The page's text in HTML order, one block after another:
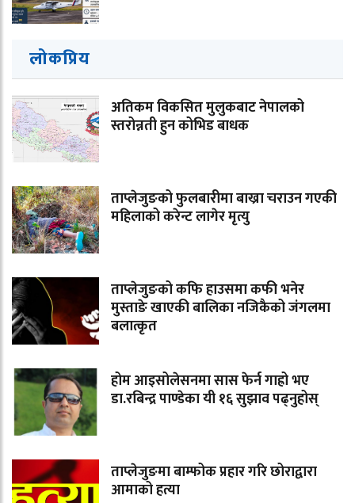
लोकप्रिय
अतिकम विकसित मुलुकबाट नेपालको
स्तरोन्नती हुन कोभिड बाधक
ताप्लेजुङको फुलबारीमा बाख्रा चराउन गएकी
महिलाको करेन्ट लागेर मृत्यु
ताप्लेजुङको कफि हाउसमा कफी भनेर
मुस्ताङे खाएकी बालिका नजिकैको जंगलमा
बलात्कृत
होम आइसोलेसनमा सास फेर्न गाह्रो भए
डा.रबिन्द्र पाण्डेका यी १६ सुझाव पढ्नुहोस्
ताप्लेजुङमा बाम्फोक प्रहार गरि छोराद्वारा
आमाको हत्या